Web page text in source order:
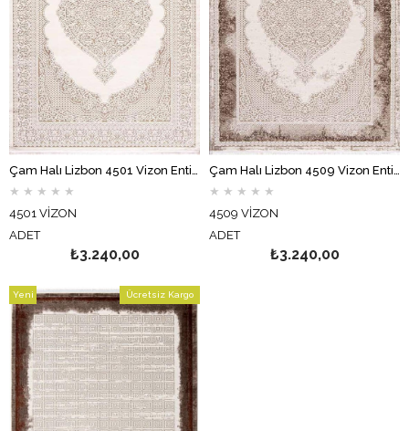
Çam Halı Lizbon 4501 Vizon Enti Halı Klasik Eskitme Desenli Makine Halısı
★ ★ ★ ★ ★
4501 VİZON
ADET
₺3.240,00
Çam Halı Lizbon 4509 Vizon Enti Halı Klasik Eskitme Desenli Makine Halısı
★ ★ ★ ★ ★
4509 VİZON
ADET
₺3.240,00
Ücretsiz Kargo
Yeni
Ürün